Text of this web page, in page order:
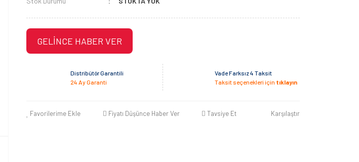
GELİNCE HABER VER
Distribütör Garantili
24 Ay Garanti
Vade Farksız 4 Taksit
Taksit seçenekleri için tıklayın
Favorilerime Ekle Fiyatı Düşünce Haber Ver Tavsiye Et Karşılaştır